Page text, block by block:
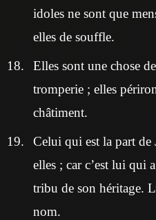
idoles ne sont que
elles de souffle.
Elles sont une chose
tromperie ; elles
châtiment.
Celui qui est la part de
elles ; car c’est lui qui
tribu de son héritage.
nom.